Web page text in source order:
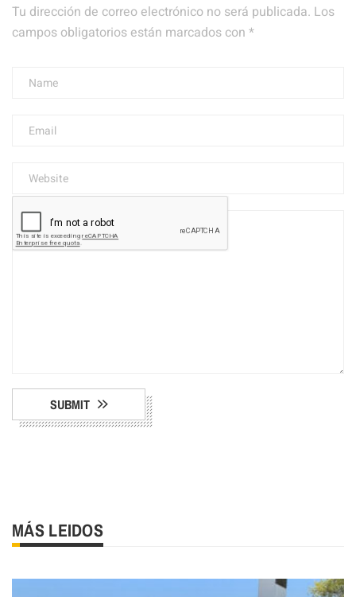
Tu dirección de correo electrónico no será publicada. Los
campos obligatorios están marcados con *
SUBMIT
MÁS LEIDOS